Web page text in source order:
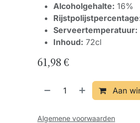
Alcoholgehalte: 16%
Serveertemperatuur:
Inhoud: 72cl
61,98€
Aan
Algemene voorwaarden